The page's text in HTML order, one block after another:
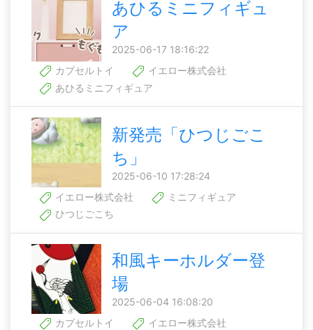
あひるミニフィギュ
ア
2025-06-17 18:16:22
カプセルトイ
イエロー株式会社
あひるミニフィギュア
新発売「ひつじごこ
ち」
2025-06-10 17:28:24
イエロー株式会社
ミニフィギュア
ひつじごこち
和風キーホルダー登
場
2025-06-04 16:08:20
カプセルトイ
イエロー株式会社